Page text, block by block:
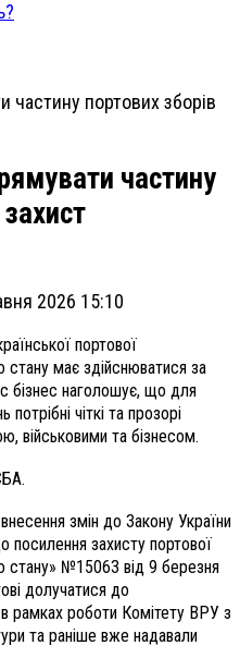
частину
2026 15:10
портової
стану має здійснюватися за
бізнес наголошує, що для
чіткі та прозорі
військовими та бізнесом.
змін до Закону України
посилення захисту портової
стану» №15063 від 9 березня
долучатися до
рамках роботи Комітету ВРУ з
та раніше вже надавали